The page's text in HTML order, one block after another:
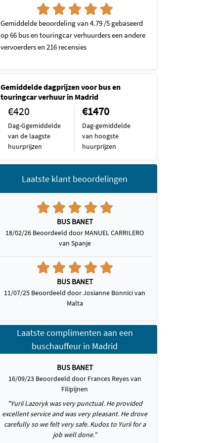
Gemiddelde beoordeling van 4.79 /5 gebaseerd
op 66 bus en touringcar verhuurders een andere
vervoerders en 216 recensies
Gemiddelde dagprijzen voor bus en
touringcar verhuur in Madrid
€420
Dag-Ggemiddelde
van de laagste
huurprijzen
€1470
Dag-gemiddelde
van hoogste
huurprijzen
Laatste klant beoordelingen
BUS BANET
18/02/26 Beoordeeld door MANUEL CARRILERO
van Spanje
BUS BANET
11/07/25 Beoordeeld door Josianne Bonnici van
Malta
Laatste complimenten aan een
buschauffeur in Madrid
BUS BANET
16/09/23 Beoordeeld door Frances Reyes van
Filipijnen
"Yurii Lazoryk was very punctual. He provided
excellent service and was very pleasant. He drove
carefully so we felt very safe. Kudos to Yurii for a
job well done."